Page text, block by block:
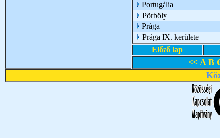
Portugália
Pörböly
Prága
Prága IX. kerülete
Előző lap
<< A B